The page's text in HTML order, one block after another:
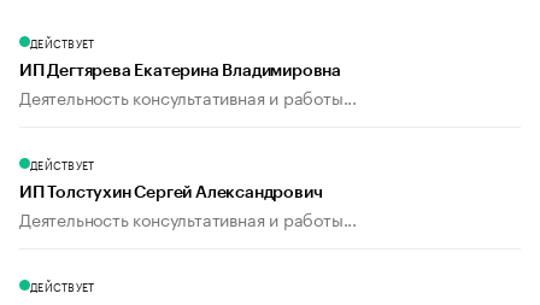
ДЕЙСТВУЕТ
ИП Дегтярева Екатерина Владимировна
Деятельность консультативная и работы...
ДЕЙСТВУЕТ
ИП Толстухин Сергей Александрович
Деятельность консультативная и работы...
ДЕЙСТВУЕТ